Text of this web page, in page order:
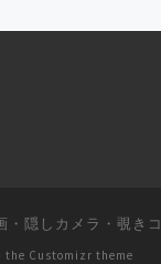
・隠しカメラ・覗き
the Customizr theme